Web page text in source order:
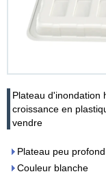
Plateau d'inondation
croissance en
vendre
Plateau peu
Couleur blanche